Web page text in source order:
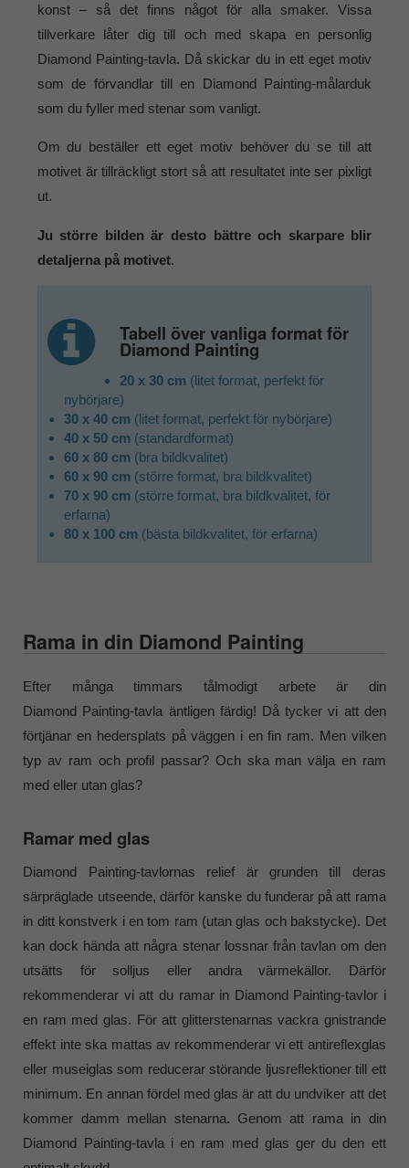
konst – så det finns något för alla smaker. Vissa
tillverkare låter dig till och med skapa en personlig
Diamond Painting-tavla. Då skickar du in ett eget motiv
som de förvandlar till en Diamond Painting-målarduk
som du fyller med stenar som vanligt.
Om du beställer ett eget motiv behöver du se till att
motivet är tillräckligt stort så att resultatet inte ser pixligt
ut.
Ju större bilden är desto bättre och skarpare blir
detaljerna på motivet.
Tabell över vanliga format för
Diamond Painting
20 x 30 cm(litet format, perfekt för
nybörjare)
30 x 40 cm (litet format, perfekt för nybörjare)
40 x 50 cm (standardformat)
60 x 80 cm (bra bildkvalitet)
60 x 90 cm (större format, bra bildkvalitet)
70 x 90 cm (större format, bra bildkvalitet, för
erfarna)
80 x 100 cm (bästa bildkvalitet, för erfarna)
Rama in din Diamond Painting
Efter många timmars tålmodigt arbete är din
Diamond Painting-tavla äntligen färdig! Då tycker vi att den
förtjänar en hedersplats på väggen i en fin ram. Men vilken
typ av ram och profil passar? Och ska man välja en ram
med eller utan glas?
Ramar med glas
Diamond Painting-tavlornas relief är grunden till deras
särpräglade utseende, därför kanske du funderar på att rama
in ditt konstverk i en tom ram (utan glas och bakstycke). Det
kan dock hända att några stenar lossnar från tavlan om den
utsätts för solljus eller andra värmekällor. Därför
rekommenderar vi att du ramar in Diamond Painting-tavlor i
en ram med glas. För att glitterstenarnas vackra gnistrande
effekt inte ska mattas av rekommenderar vi ett antireflexglas
eller museiglas som reducerar störande ljusreflektioner till ett
minimum. En annan fördel med glas är att du undviker att det
kommer damm mellan stenarna. Genom att rama in din
Diamond Painting-tavla i en ram med glas ger du den ett